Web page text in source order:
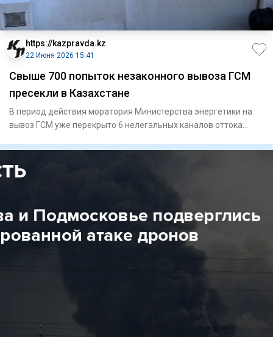
https://kazpravda.kz
22 Июня 2026 15:41
Свыше 700 попыток незаконного вывоза ГСМ
пресекли в Казахстане
В период действия моратория Министерства энергетики на
вывоз ГСМ уже перекрыто 6 нелегальных каналов оттока